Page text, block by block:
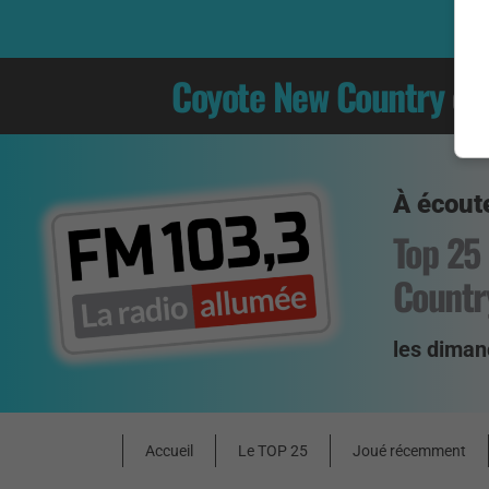
Coyote New Country
À
Top
les
Accueil Le TOP 25 Joué récemment